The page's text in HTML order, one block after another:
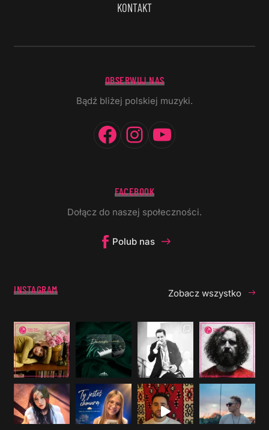
KONTAKT
OBSERWUJ NAS
Bądź bliżej polskiej muzyki.
Facebook
Instagram
FACEBOOK
Dołącz do naszej społeczności.
Polub nas
INSTAGRAM Zobacz wszystko